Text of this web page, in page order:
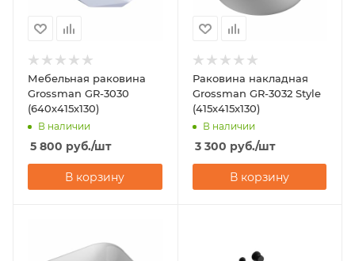
Мебельная раковина
Grossman GR-3030
(640х415х130)
В наличии
5 800 руб./шт
В корзину
Раковина накладная
Grossman GR-3032 Style
(415х415х130)
В наличии
3 300 руб./шт
В корзину